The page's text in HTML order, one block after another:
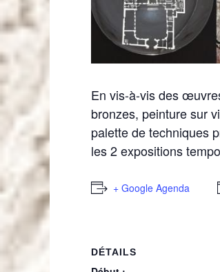
En vis-à-vis des
bronzes, peinture sur
palette de techniques
les 2 expositions
+ Google Agenda
DÉTAILS